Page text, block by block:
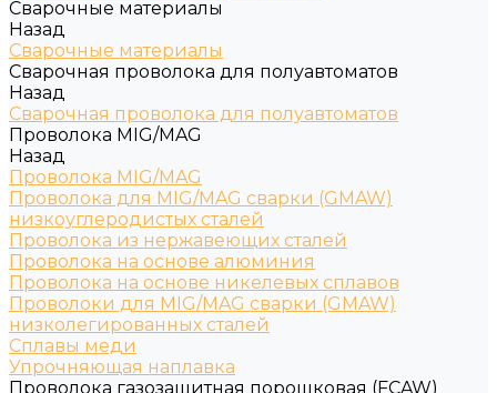
Сварочные материалы
Назад
Сварочные материалы
Сварочная проволока для полуавтоматов
Назад
Сварочная проволока для полуавтоматов
Проволока MIG/MAG
Назад
Проволока MIG/MAG
Проволока для MIG/MAG сварки (GMAW)
низкоуглеродистых сталей
Проволока из нержавеющих сталей
Проволока на основе алюминия
Проволока на основе никелевых сплавов
Проволоки для MIG/MAG сварки (GMAW)
низколегированных сталей
Сплавы меди
Упрочняющая наплавка
Проволока газозащитная порошковая (FCAW)